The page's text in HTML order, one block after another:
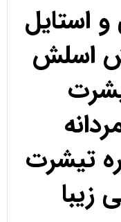
استایل
اسلش
تیشرت
زیبا